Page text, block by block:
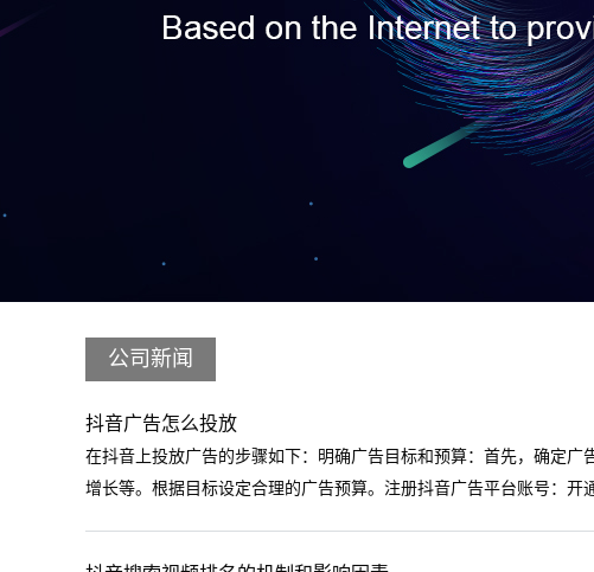
公司新闻
抖音广告怎么投放
在抖音上投放广告的步骤如下‌：‌‌明确广告目标和预算‌：首先，确定
增长等。根据目标设定合理的广告预算。‌注册抖音广告平台账号‌：开